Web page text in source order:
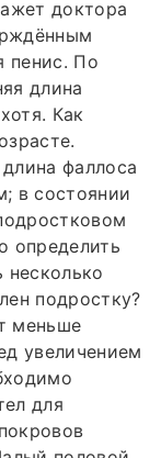
доктора
пенис. По
длина
Как
фаллоса
в состоянии
определить
несколько
подростку?
меньше
увеличением
для